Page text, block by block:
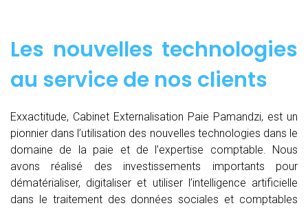
Les nouvelles technologies
au service de nos clients
Exxactitude, Cabinet Externalisation Paie Pamandzi, est un
pionnier dans l’utilisation des nouvelles technologies dans le
domaine de la paie et de l’expertise comptable. Nous
avons réalisé des investissements importants pour
dématérialiser, digitaliser et utiliser l’intelligence artificielle
dans le traitement des données sociales et comptables